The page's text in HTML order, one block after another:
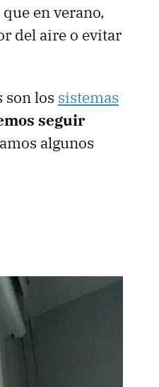
en verano,
del aire o evitar
son los sistemas
seguir
algunos